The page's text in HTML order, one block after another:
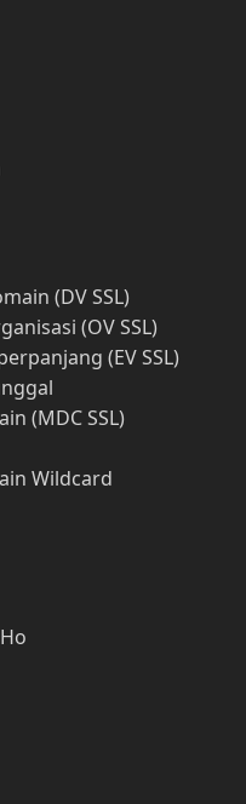
(DV SSL)
(OV SSL)
(EV SSL)
(MDC SSL)
Wildcard